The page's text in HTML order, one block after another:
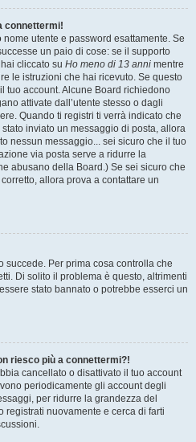
connettermi!
utente e password esattamente. Se
un paio di cose: se il supporto
cliccato su Ho meno di 13 anni mentre
le istruzioni che hai ricevuto. Se questo
tuo account. Alcune Board richiedono
attivate dall’utente stesso o dagli
Quando ti registri ti verrà indicato che
inviato un messaggio di posta, allora
nessun messaggio... sei sicuro che il tuo
via posta serve a ridurre la
abusano della Board.) Se sei sicuro che
allora prova a contattare un
succede. Per prima cosa controlla che
Di solito il problema è questo, altrimenti
stato bannato o potrebbe esserci un
riesco più a connettermi?!
cancellato o disattivato il tuo account
periodicamente gli account degli
per ridurre la grandezza del
registrati nuovamente e cerca di farti